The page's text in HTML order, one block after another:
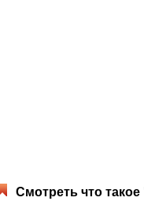
Смотреть что